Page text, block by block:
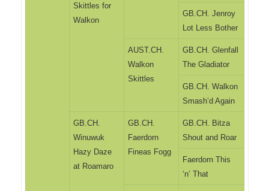
Skittles for
Walkon
GB.CH. Jenroy
Lot Less Bother
AUST.CH.
Walkon
Skittles
GB.CH. Glenfall
The Gladiator
GB.CH. Walkon
Smash’d Again
GB.CH.
Winuwuk
Hazy Daze
at Roamaro
GB.CH.
Faerdorn
Fineas Fogg
GB.CH. Bitza
Shout and Roar
Faerdorn This
‘n’ That